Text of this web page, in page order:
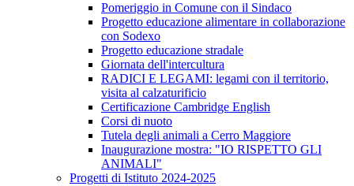
Pomeriggio in Comune con il Sindaco
Progetto educazione alimentare in collaborazione
con Sodexo
Progetto educazione stradale
Giornata dell'intercultura
RADICI E LEGAMI: legami con il territorio,
visita al calzaturificio
Certificazione Cambridge English
Corsi di nuoto
Tutela degli animali a Cerro Maggiore
Inaugurazione mostra: "IO RISPETTO GLI
ANIMALI"
Progetti di Istituto 2024-2025